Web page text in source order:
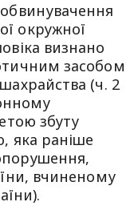
окружної
визнано
засобом
(ч. 2
збуту
яка раніше
вчиненому